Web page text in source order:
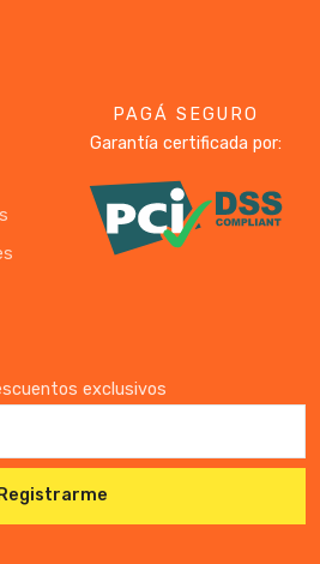
PAGÁ SEGURO
Garantía certificada por:
exclusivos